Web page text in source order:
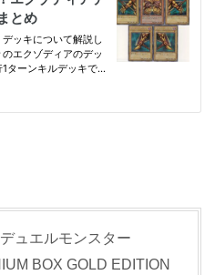
ュエルモンスター
BOX GOLD EDITION